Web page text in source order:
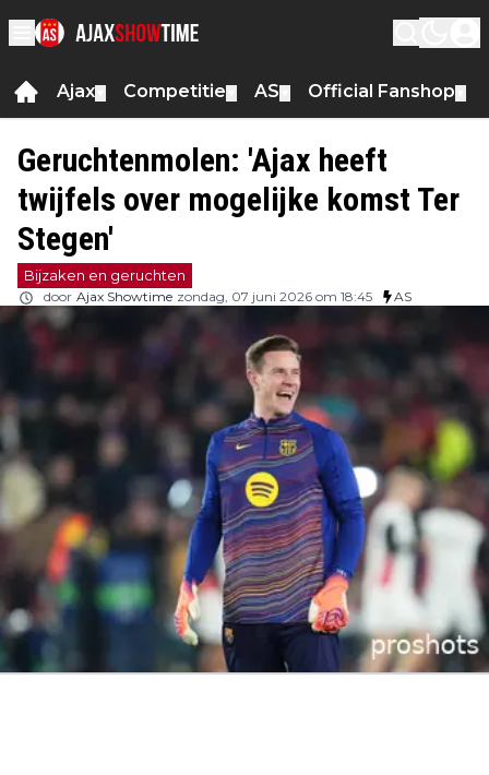
Ajax Competitie AS Official Fanshop
Geruchtenmolen: 'Ajax heeft
twijfels over mogelijke komst Ter
Stegen'
Bijzaken en geruchten
door Ajax Showtime zondag, 07 juni 2026 om 18:45 AS